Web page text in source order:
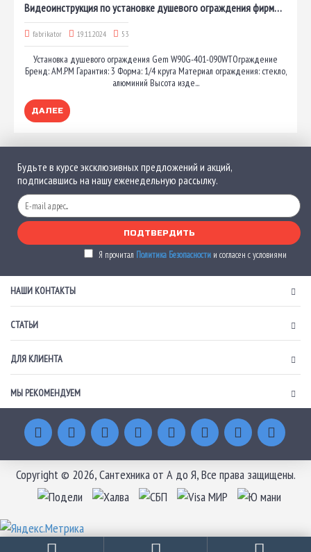
Видеоинструкция по установке душевого ограждения фирмы Am.Pm. серии Gem
fabrikator 19.11.2024 53
Установка душевого ограждения Gem W90G-401-090WTОграждение
Бренд: AM.PM Гарантия: 3 Форма: 1/4 круга Материал ограждения: стекло,
алюминий Высота изде...
ДАЛЕЕ
Будьте в курсе эксклюзивных предложений и акций,
подписавшись на нашу еженедельную рассылку.
ПОДТВЕРДИТЬ
Я прочитал Политика Безопасности и согласен с условиями
НАШИ КОНТАКТЫ
СТАТЬИ
ДЛЯ КЛИЕНТА
МЫ РЕКОМЕНДУЕМ
Copyright © 2026, Сантехника от А до Я, Все права защищены.